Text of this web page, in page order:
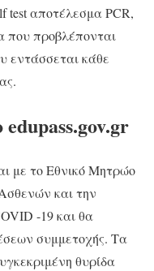
test αποτέλεσμα PCR,
που προβλέπονται
εντάσσεται κάθε
με το Εθνικό Μητρώο
και την
-19 και θα
συμμετοχής. Τα
θυρίδα